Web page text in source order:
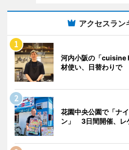
アクセスラン
河内小阪の「
材使い、日替わりで
花園中央公園で「ナ
ン」 3日間開催、レ